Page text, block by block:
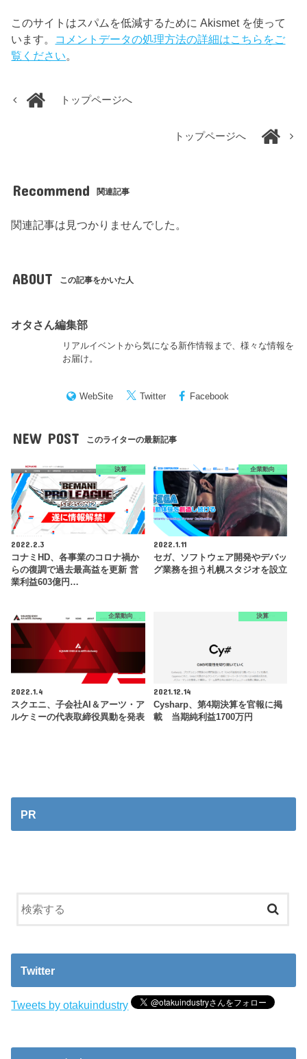
このサイトはスパムを低減するために Akismet を使って
います。 コメントデータの処理方法の詳細はこちらをご
覧ください。
トップページへ
トップページへ
Recommend 関連記事
関連記事は見つかりませんでした。
ABOUT この記事をかいた人
オタさん編集部
リアルイベントから気になる新作情報まで、様々な情報を
お届け。
WebSite Twitter Facebook
NEW POST このライターの最新記事
決算
2022.2.3
コナミHD、各事業のコロナ禍か
らの復調で過去最高益を更新 営
業利益603億円…
企業動向
2022.1.11
セガ、ソフトウェア開発やデバッ
グ業務を担う札幌スタジオを設立
企業動向
2022.1.4
スクエニ、子会社AI＆アーツ・ア
ルケミーの代表取締役異動を発表
決算
2021.12.14
Cysharp、第4期決算を官報に掲
載 当期純利益1700万円
PR
Twitter
Tweets by otakuindustry